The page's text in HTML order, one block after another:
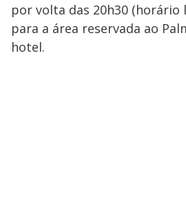
por volta das 20h30 (horário
para a área reservada ao
hotel.